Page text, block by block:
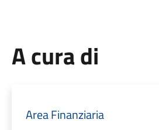
A cura di
Area Finanziaria